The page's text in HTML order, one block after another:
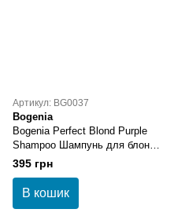
Артикул: BG0037
Bogenia
Bogenia Perfect Blond Purple
Shampoo Шампунь для блонду
від жовтизни
395 грн
В кошик